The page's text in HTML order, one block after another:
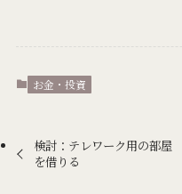
お金・投資
検討：テレワーク用の部屋
を借りる